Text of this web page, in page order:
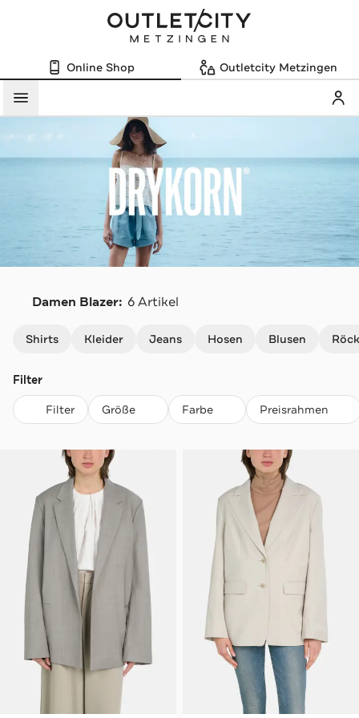
Online Shop Outletcity Metzingen
Menü
Damen Blazer: 6 Artikel
Shirts Kleider Jeans Hosen Blusen
Filter
Filter Größe Farbe Preisrahmen